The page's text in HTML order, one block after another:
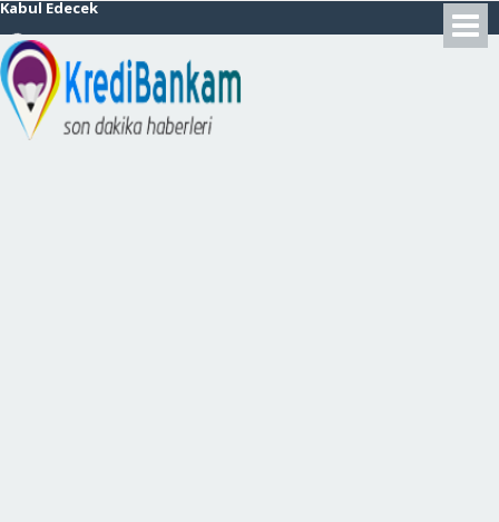
14:09 -Mattis: PKK’nın
Sincar’daki varlığı Türkiye için
tehdittir
11:19 -Paul Pogba: